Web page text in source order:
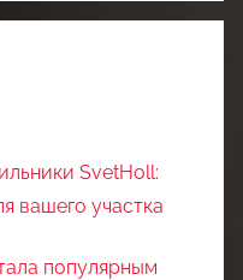
SvetHoll:
вашего участка
популярным